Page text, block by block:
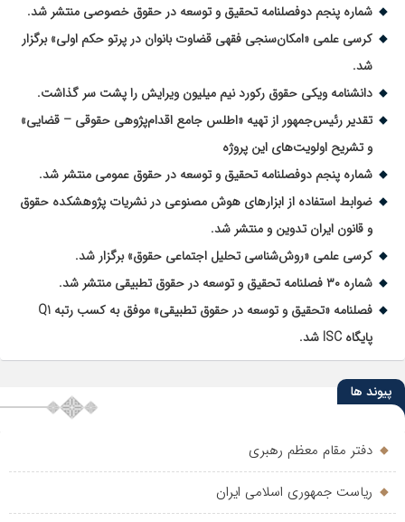
شماره پنجم دوفصلنامه تحقیق و توسعه در حقوق خصوصی منتشر شد.
کرسی علمی «امکان‌سنجی فقهی قضاوت بانوان در پرتو حکم اولی» برگزار
شد.
دانشنامه ویکی حقوق رکورد نیم میلیون ویرایش را پشت سر گذاشت.
تقدیر رئیس‌جمهور از تهیه «اطلس جامع اقدام‌پژوهی حقوقی – قضایی»
و تشریح اولویت‌های این پروژه
شماره پنجم دوفصلنامه تحقیق و توسعه در حقوق عمومی منتشر شد.
ضوابط استفاده از ابزارهای هوش مصنوعی در نشریات پژوهشکده حقوق
و قانون ایران تدوین و منتشر شد.
کرسی علمی «روش‌شناسی تحلیل اجتماعی حقوق» برگزار شد.
شماره ۳۰ فصلنامه تحقیق و توسعه در حقوق تطبیقی منتشر شد.
فصلنامه «تحقیق و توسعه در حقوق تطبیقی» موفق به کسب رتبه Q1
پایگاه ISC شد.
پیوند ها
دفتر مقام معظم رهبری
ریاست جمهوری اسلامی ایران